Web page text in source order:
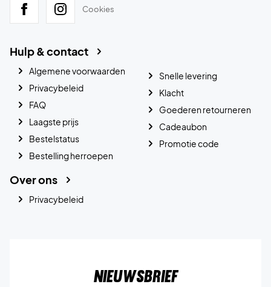
Cookies
Hulp & contact
Algemene voorwaarden
Privacybeleid
FAQ
Laagste prijs
Bestelstatus
Bestelling herroepen
Snelle levering
Klacht
Goederen retourneren
Cadeaubon
Promotie code
Over ons
Privacybeleid
Nieuwsbrief